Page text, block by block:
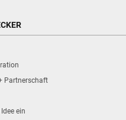
Partnerschaft
ein